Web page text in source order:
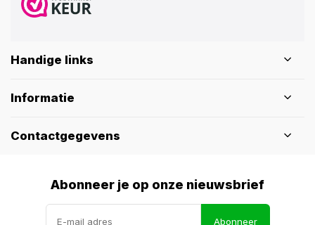
Handige links
Informatie
Contactgegevens
Abonneer je op onze nieuwsbrief
Abonneer